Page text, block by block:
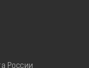
России